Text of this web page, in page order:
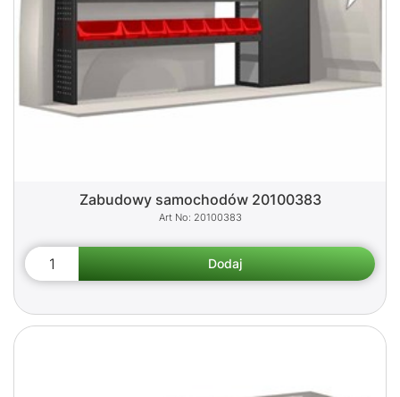
Zabudowy samochodów 20100383
20100383